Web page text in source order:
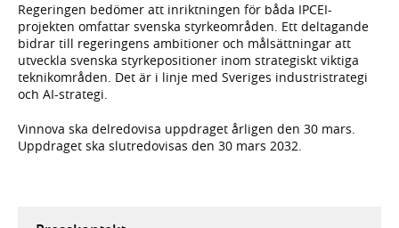
Regeringen bedömer att inriktningen för båda IPCEI-
projekten omfattar svenska styrkeområden. Ett deltagande
bidrar till regeringens ambitioner och målsättningar att
utveckla svenska styrkepositioner inom strategiskt viktiga
teknikområden. Det är i linje med Sveriges industristrategi
och AI-strategi.
Vinnova ska delredovisa uppdraget årligen den 30 mars.
Uppdraget ska slutredovisas den 30 mars 2032.